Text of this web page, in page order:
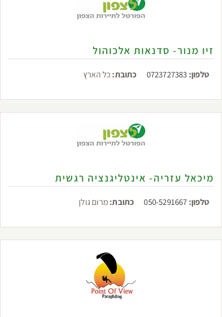
זיו מנור- סדנאות אלכוהול
טלפון: 0723727383 כתובת: כל הארץ
מיכאל עזריה- אינטליגנציה רגשית
טלפון: 050-5291667 כתובת:מרום גולן